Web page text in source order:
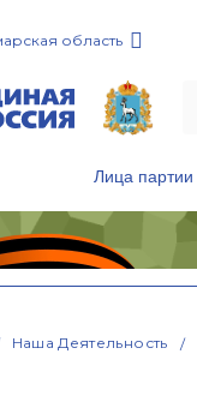
область
Лица партии
Наша Деятельность